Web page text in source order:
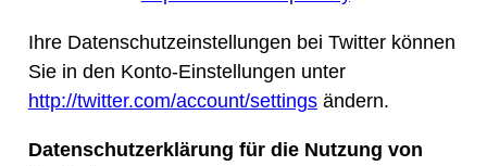
Ihre Datenschutzeinstellungen bei Twitter können
Sie in den Konto-Einstellungen unter
http://twitter.com/account/settingsändern.
Datenschutzerklärung für die Nutzung von